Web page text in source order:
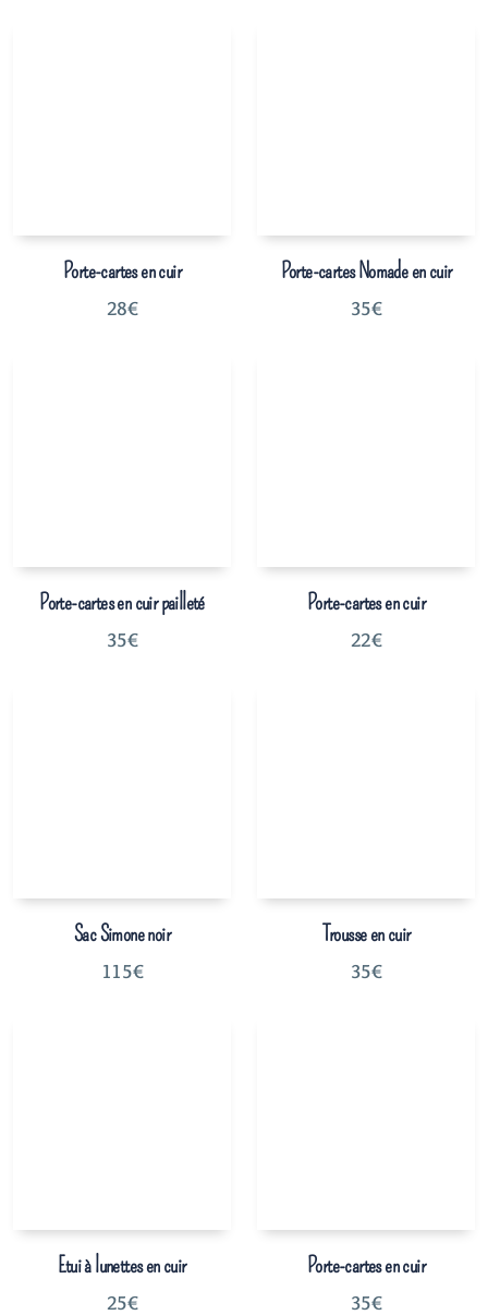
Porte-cartes en cuir
28€
Porte-cartes Nomade en cuir
35€
Porte-cartes en cuir pailleté
35€
Porte-cartes en cuir
22€
Sac Simone noir
115€
Trousse en cuir
35€
Etui à lunettes en cuir
25€
Porte-cartes en cuir
35€